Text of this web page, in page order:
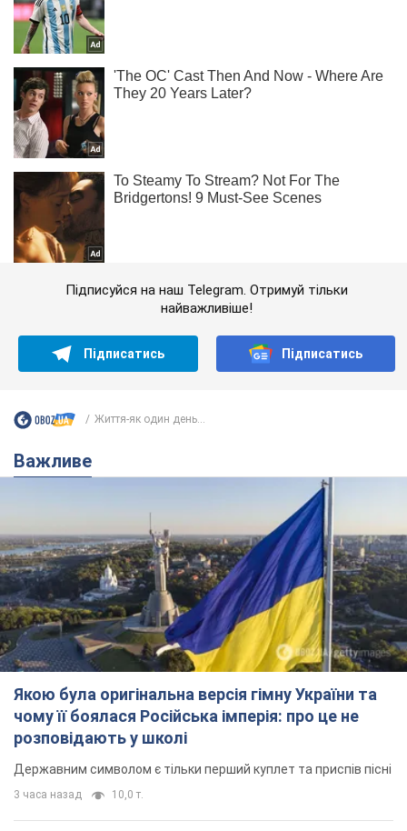
Підписуйся на наш Telegram. Отримуй тільки
найважливіше!
Підписатись Підписатись
Життя-як один день...
Важливе
Якою була оригінальна версія гімну України та
чому її боялася Російська імперія: про це не
розповідають у школі
Державним символом є тільки перший куплет та приспів пісні
3 часа назад 10,0 т.